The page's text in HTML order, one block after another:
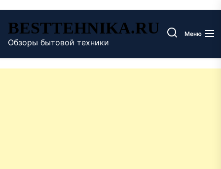
содержимому
BESTTEHNIKA.RU
Обзоры бытовой техники
Меню